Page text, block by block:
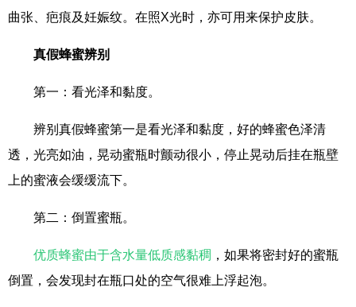
曲张、疤痕及妊娠纹。在照X光时，亦可用来保护皮肤。
真假蜂蜜辨别
第一：看光泽和黏度。
辨别真假蜂蜜第一是看光泽和黏度，好的蜂蜜色泽清
透，光亮如油，晃动蜜瓶时颤动很小，停止晃动后挂在瓶壁
上的蜜液会缓缓流下。
第二：倒置蜜瓶。
优质蜂蜜由于含水量低质感黏稠 ，如果将密封好的蜜瓶
倒置，会发现封在瓶口处的空气很难上浮起泡。